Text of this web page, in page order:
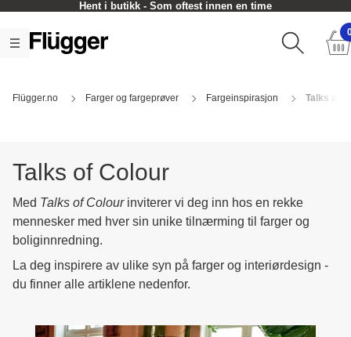
Hent i butikk - Som oftest innen en time
Flügger.no Farger og fargeprøver Fargeinspirasjon Talks of
Talks of Colour
Med Talks of Colourinviterer vi deg inn hos en rekke
mennesker med hver sin unike tilnærming til farger og
boliginnredning.
La deg inspirere av ulike syn på farger og interiørdesign -
du finner alle artiklene nedenfor.